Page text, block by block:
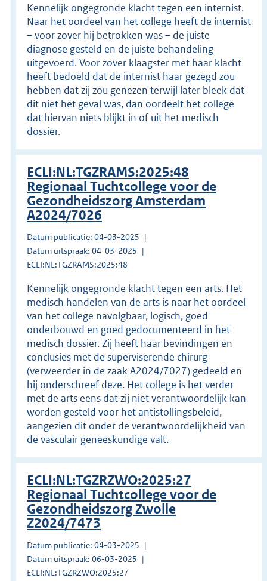
Kennelijk ongegronde klacht tegen een internist.
Naar het oordeel van het college heeft de internist
– voor zover hij betrokken was – de juiste
diagnose gesteld en de juiste behandeling
uitgevoerd. Voor zover klaagster met haar klacht
heeft bedoeld dat de internist haar gezegd zou
hebben dat zij zou genezen terwijl later bleek dat
dit niet het geval was, dan oordeelt het college
dat hiervan niets blijkt in of uit het medisch
dossier.
ECLI:NL:TGZRAMS:2025:48
Regionaal Tuchtcollege voor de
Gezondheidszorg Amsterdam
A2024/7026
Datum publicatie: 04-03-2025
Datum uitspraak: 04-03-2025
ECLI:NL:TGZRAMS:2025:48
Kennelijk ongegronde klacht tegen een arts. Het
medisch handelen van de arts is naar het oordeel
van het college navolgbaar, logisch, goed
onderbouwd en goed gedocumenteerd in het
medisch dossier. Zij heeft haar bevindingen en
conclusies met de superviserende chirurg
(verweerder in de zaak A2024/7027) gedeeld en
hij onderschreef deze. Het college is het verder
met de arts eens dat zij niet verantwoordelijk kan
worden gesteld voor het antistollingsbeleid,
aangezien dit onder de verantwoordelijkheid van
de vasculair geneeskundige valt.
ECLI:NL:TGZRZWO:2025:27
Regionaal Tuchtcollege voor de
Gezondheidszorg Zwolle
Z2024/7473
Datum publicatie: 04-03-2025
Datum uitspraak: 06-03-2025
ECLI:NL:TGZRZWO:2025:27